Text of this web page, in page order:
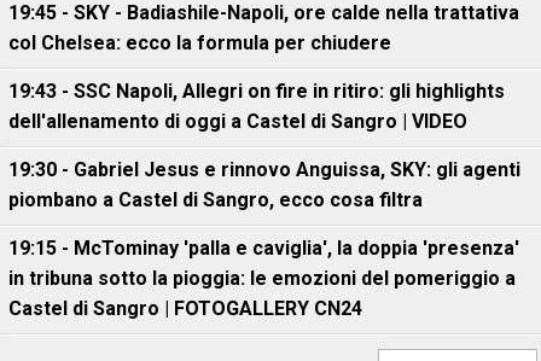
19:45 - SKY - Badiashile-Napoli, ore calde nella trattativa
col Chelsea: ecco la formula per chiudere
19:43 - SSC Napoli, Allegri on fire in ritiro: gli highlights
dell'allenamento di oggi a Castel di Sangro | VIDEO
19:30 - Gabriel Jesus e rinnovo Anguissa, SKY: gli agenti
piombano a Castel di Sangro, ecco cosa filtra
19:15 - McTominay 'palla e caviglia', la doppia 'presenza'
in tribuna sotto la pioggia: le emozioni del pomeriggio a
Castel di Sangro | FOTOGALLERY CN24